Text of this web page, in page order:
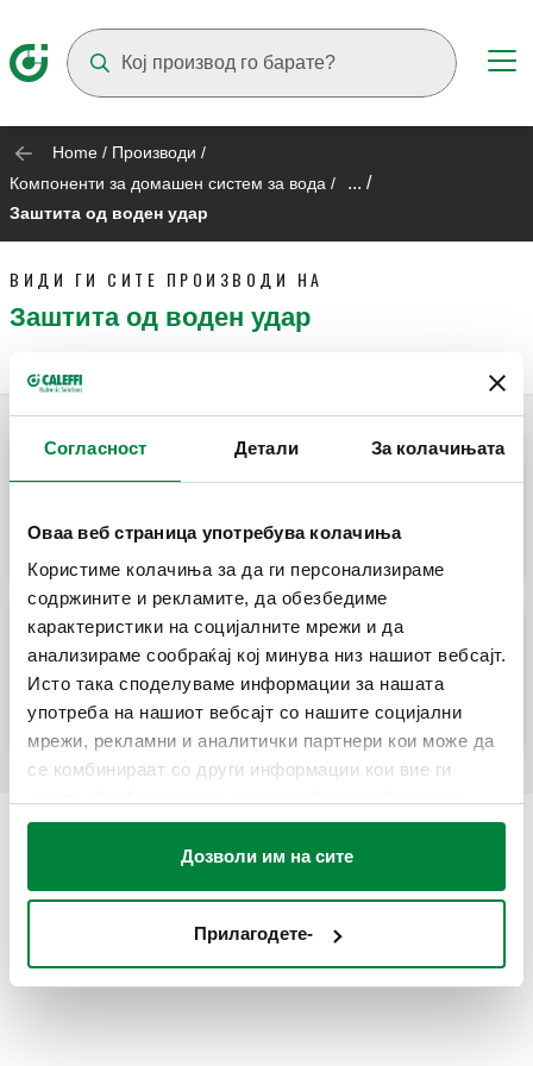
Согласност Детали За колачињата
Оваа веб страница употребува колачиња
Користиме колачиња за да ги персонализираме
содржините и рекламите, да обезбедиме
карактеристики на социјалните мрежи и да
анализираме сообраќај кој минува низ нашиот вебсајт.
Исто така споделуваме информации за нашата
употреба на нашиот вебсајт со нашите социјални
мрежи, рекламни и аналитички партнери кои може да
се комбинираат со други информации кои вие ги
вашата употреба на нивните услуги.
Дозволи им на сите
Прилагодете-
Home / Производи /
Компоненти за домашен систем за вода / ... /
Заштита од воден удар
ВИДИ ГИ СИТЕ ПРОИЗВОДИ НА
Заштита од воден удар
ANTISHOCK, Одводник за воден чекан за
бања и машина за перење (3/4").